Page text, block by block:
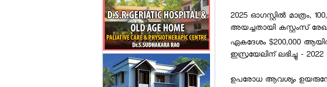
2025 ഓഗസ്റ്റില്‍ മാത്രം,
അയച്ചതായി കസ്റ്റംസ്
ഏകദേശം $200,000
ഇസ്രയേലിന് ലഭിച്ചു -
ഉപരോധ ആവശ്യം